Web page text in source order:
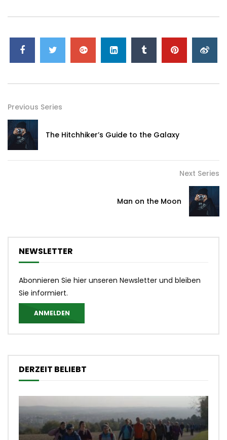
Previous Series
The Hitchhiker’s Guide to the Galaxy
Next Series
Man on the Moon
NEWSLETTER
Abonnieren Sie hier unseren Newsletter und bleiben
Sie informiert.
ANMELDEN
DERZEIT BELIEBT